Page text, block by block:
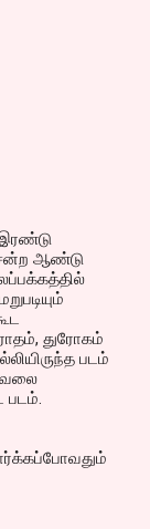
ஆண்டு
துரோகம்
படம்
படம்.